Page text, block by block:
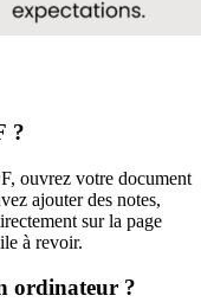
?
ouvrez votre document
ajouter des notes,
sur la page
à revoir.
ordinateur ?